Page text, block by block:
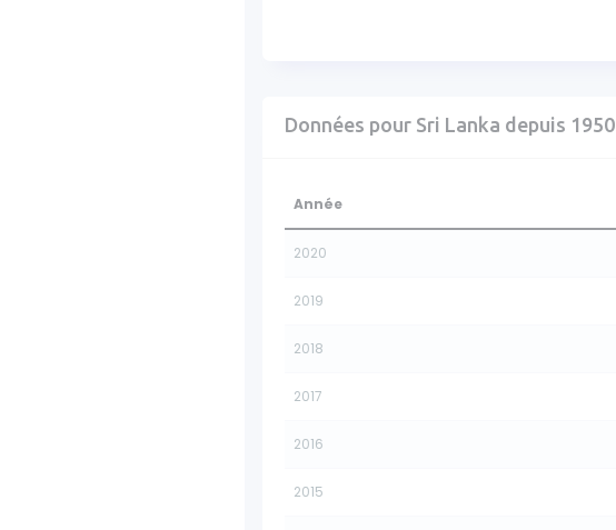
Données pour Sri Lanka depuis 1950
Année
2020
2019
2018
2017
2016
2015